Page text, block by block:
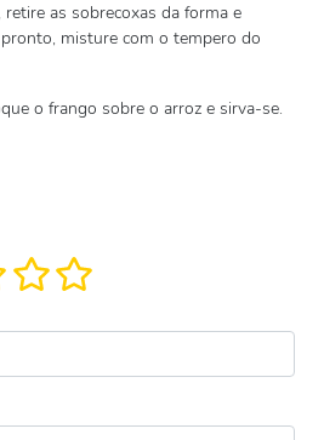
as sobrecoxas da forma e
misture com o tempero do
o frango sobre o arroz e sirva-se.